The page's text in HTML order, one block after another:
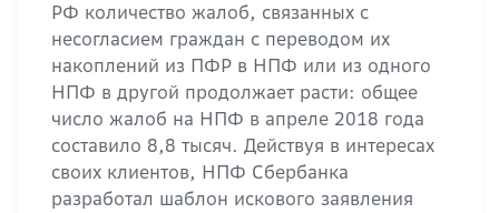
РФ количество жалоб, связанных с
несогласием граждан с переводом их
накоплений из ПФР в НПФ или из одного
НПФ в другой продолжает расти: общее
число жалоб на НПФ в апреле 2018 года
составило 8,8 тысяч. Действуя в интересах
своих клиентов, НПФ Сбербанка
разработал шаблон искового заявления